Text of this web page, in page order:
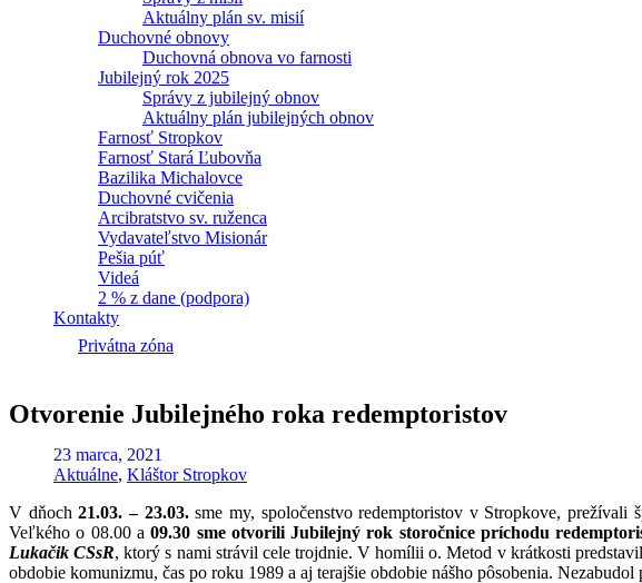
Aktuálny plán sv. misií
Duchovné obnovy
Duchovná obnova vo farnosti
Jubilejný rok 2025
Správy z jubilejný obnov
Aktuálny plán jubilejných obnov
Farnosť Stropkov
Farnosť Stará Ľubovňa
Bazilika Michalovce
Duchovné cvičenia
Arcibratstvo sv. ruženca
Vydavateľstvo Misionár
Pešia púť
Videá
2 % z dane (podpora)
Kontakty
Privátna zóna
Otvorenie Jubilejného roka redemptoristov
23 marca, 2021
Aktuálne, Kláštor Stropkov
V dňoch21.03. – 23.03.sme my, spoločenstvo redemptoristov v Stropkove, prežívali
Veľkého o 08.00 a09.30 sme otvorili Jubilejný rok storočnice príchodu
Lukačik CSsR, ktorý s nami strávil cele trojdnie. V homílii o. Metod v krátkosti
obdobie komunizmu, čas po roku 1989 a aj terajšie obdobie nášho pôsobenia.